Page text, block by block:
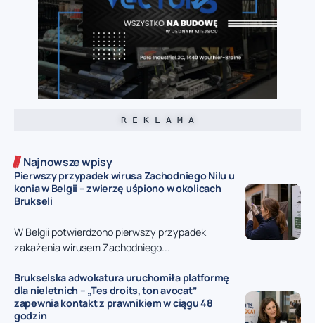
R E K L A M A
Najnowsze wpisy
Pierwszy przypadek wirusa Zachodniego Nilu u
konia w Belgii – zwierzę uśpiono w okolicach
Brukseli
W Belgii potwierdzono pierwszy przypadek
zakażenia wirusem Zachodniego...
Brukselska adwokatura uruchomiła platformę
dla nieletnich – „Tes droits, ton avocat”
zapewnia kontakt z prawnikiem w ciągu 48
godzin